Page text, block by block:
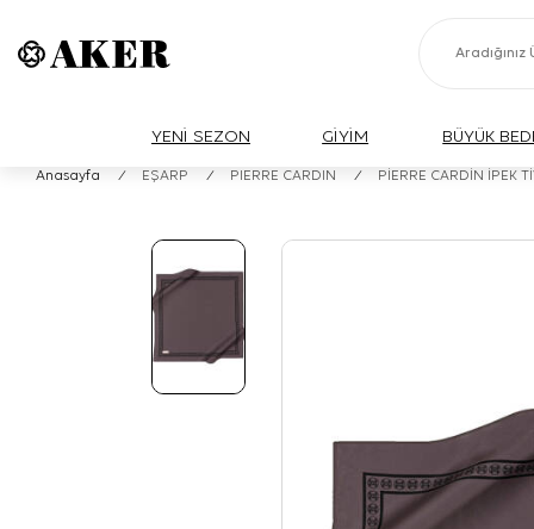
YENİ SEZON GİYİM BÜYÜK
Anasayfa / EŞARP / PIERRE CARDIN / PİERRE CARDİN İPEK